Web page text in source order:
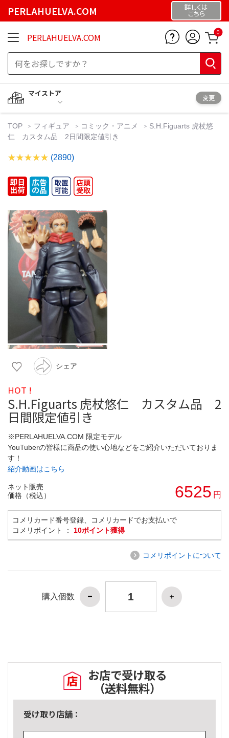
PERLAHUELVA.COM 詳しくは
こちら
PERLAHUELVA.COM 0
マイストア
変更
TOP フィギュア コミック・アニメ
S.H.Figuarts 虎杖悠
仁 カスタム品 2日間限定値引き
(2890)
シェア
HOT !
S.H.Figuarts 虎杖悠仁 カスタム品 2
日間限定値引き
※PERLAHUELVA.COM 限定モデル
YouTuberの皆様に商品の使い心地などをご紹介いただいておりま
す！
紹介動画はこちら
ネット販売
価格（税込）
6525 円
コメリカード番号登録、コメリカードでお支払いで
コメリポイント ： 10ポイント獲得
コメリポイントについて
購入個数
お店で受け取る
（送料無料）
受け取り店舗：